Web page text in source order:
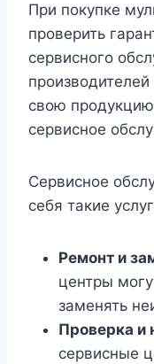
При покупке
проверить
сервисного
свою
сервисное
Сервисное
себя такие
Ремонт и
центры
заменять
Проверка и
сервисные